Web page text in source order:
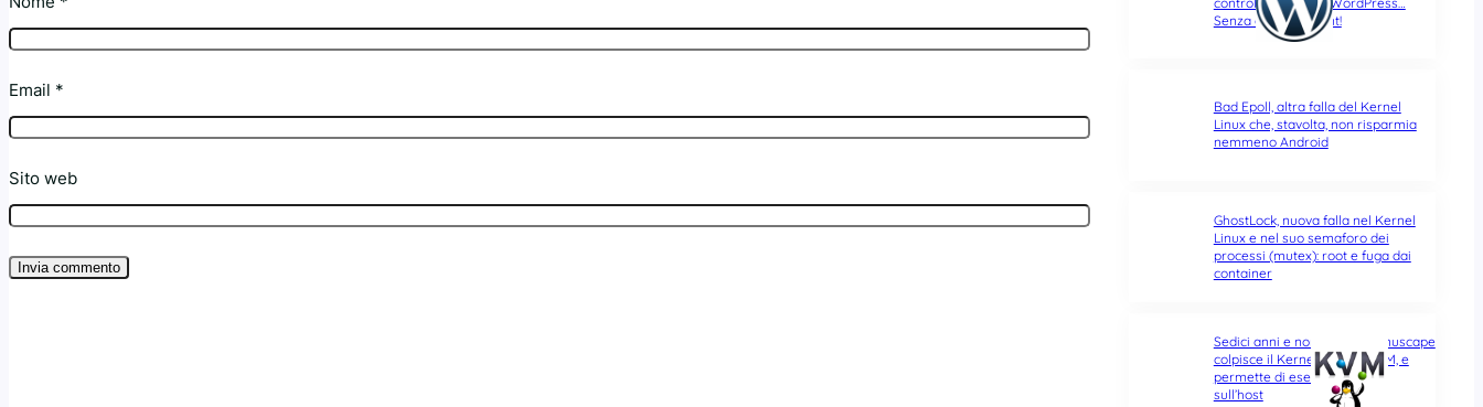
Email *
Sito web
Senza alcun account!
Bad Epoll, altra falla del Kernel
Linux che, stavolta, non risparmia
nemmeno Android
GhostLock, nuova falla nel Kernel
Linux e nel suo semaforo dei
processi (mutex): root e fuga dai
container
Sedici anni e non sentirli: Januscape
colpisce il Kernel Linux e KVM, e
permette di eseguire codice
sull’host